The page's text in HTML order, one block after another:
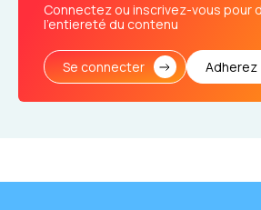
Connectez ou inscrivez-vous pour
l’entiereté du contenu
Se connecter Adherez